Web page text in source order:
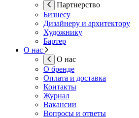
Партнерство
Бизнесу
Дизайнеру и архитектору
Художнику
Бартер
О нас
О нас
О бренде
Оплата и доставка
Контакты
Журнал
Вакансии
Вопросы и ответы